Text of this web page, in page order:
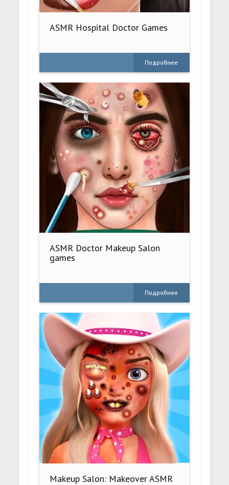
ASMR Hospital Doctor Games
Подробнее
ASMR Doctor Makeup Salon
games
Подробнее
Makeup Salon: Makeover ASMR